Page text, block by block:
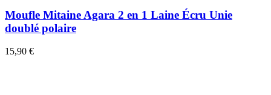
Moufle Mitaine Agara 2 en 1 Laine Écru Unie
doublé polaire
15,90 €